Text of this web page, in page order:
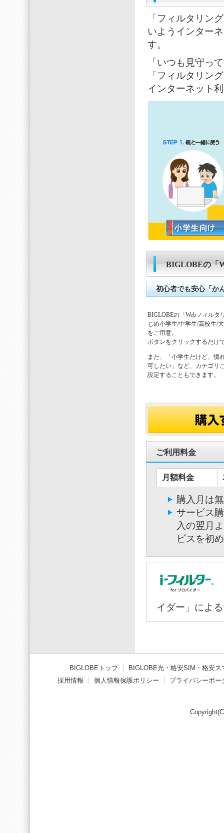
「フィルタリン
いようインター
す。
「いつも見守っ
「フィルタリン
インターネット
BIGLOBEの「
初心者でも安心「か
BIGLOBEの「Webフィルタ
じめ小学生/中学生/高校生/
をご用意。
ボタンをクリックするだけ
また、「小学生だけど、慣
可したい」など、カテゴリ
設定することもできます。
ご利用料金
月額料金
購入月は
サービス
入の翌月
ビスを初
イダー」によ
BIGLOBEトップ BIGLOBE光・ 格安SIM ・ 格安ス
採用情報
個人情報保護ポリシー プライバシーポー